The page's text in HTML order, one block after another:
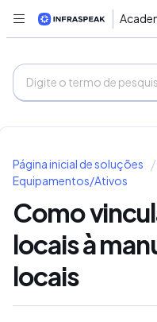
Página inicial de soluções
Equipamentos/Ativos
Como
locais à
locais